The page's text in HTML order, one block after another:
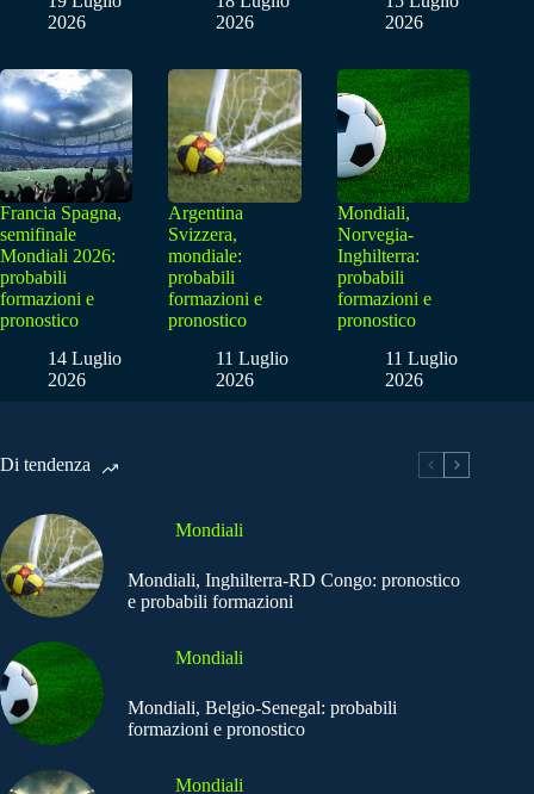
2026
2026
2026
Francia Spagna,
semifinale
Mondiali 2026:
probabili
formazioni e
pronostico
14 Luglio
2026
Argentina
Svizzera,
mondiale:
probabili
formazioni e
pronostico
11 Luglio
2026
Mondiali,
Norvegia-
Inghilterra:
probabili
formazioni e
pronostico
11 Luglio
2026
Di tendenza
Mondiali
Mondiali, Inghilterra-RD Congo: pronostico
e probabili formazioni
Mondiali
Mondiali, Belgio-Senegal: probabili
formazioni e pronostico
Mondiali